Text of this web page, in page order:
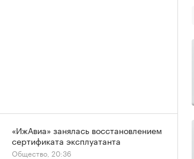
«ИжАвиа» занялась восстановлением
сертификата эксплуатанта
Общество, 20:36